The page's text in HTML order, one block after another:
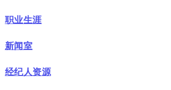
职业生涯
新闻室
经纪人资源